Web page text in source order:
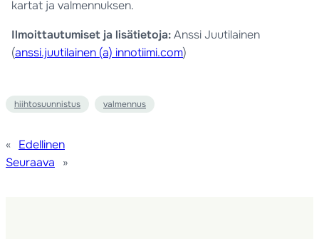
kartat ja valmennuksen.
Ilmoittautumiset ja lisätietoja:Anssi Juutilainen
(anssi.juutilainen (a) innotiimi.com)
hiihtosuunnistus valmennus
« Edellinen
Seuraava
»